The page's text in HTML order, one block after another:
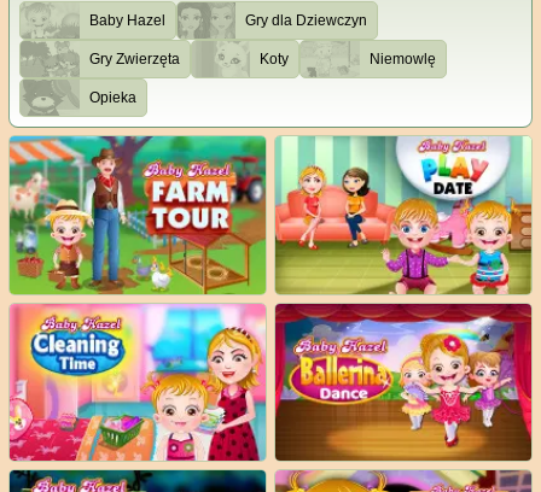
Baby Hazel Gry dla Dziewczyn
Gry Zwierzęta Koty Niemowlę
Opieka